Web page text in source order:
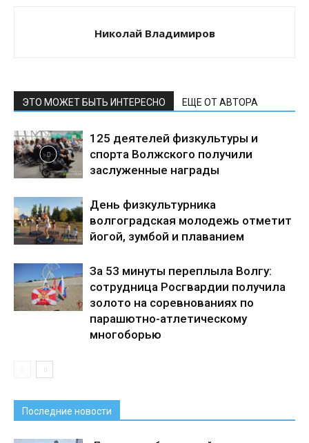
Николай Владимиров
ЭТО МОЖЕТ БЫТЬ ИНТЕРЕСНО ЕЩЕ ОТ АВТОРА
125 деятелей физкультуры и
спорта Волжского получили
заслуженные награды
День физкультурника
волгоградская молодежь отметит
йогой, зумбой и плаванием
За 53 минуты переплыла Волгу:
сотрудница Росгвардии получила
золото на соревнованиях по
парашютно-атлетическому
многоборью
Последние новости